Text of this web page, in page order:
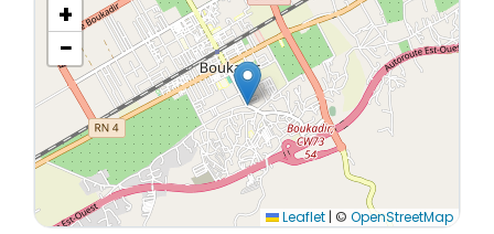
+
−
Leaflet | © OpenStreetMap